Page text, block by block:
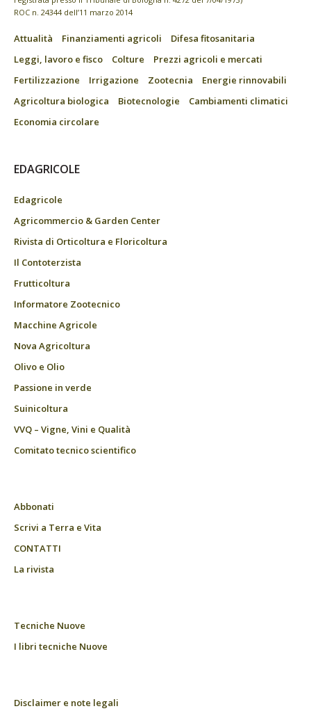
ROC n. 24344 dell’11 marzo 2014
Attualità Finanziamenti agricoli
Difesa fitosanitaria
Leggi, lavoro e fisco
Colture
Prezzi agricoli e mercati
Fertilizzazione
Irrigazione Zootecnia
Energie rinnovabili
Agricoltura biologica
Biotecnologie
Cambiamenti climatici
Economia circolare
EDAGRICOLE
Edagricole
Agricommercio & Garden Center
Rivista di Orticoltura e Floricoltura
Il Contoterzista
Frutticoltura
Informatore Zootecnico
Macchine Agricole
Nova Agricoltura
Olivo e Olio
Passione in verde
Suinicoltura
VVQ – Vigne, Vini e Qualità
Comitato tecnico scientifico
Abbonati
Scrivi a Terra e Vita
CONTATTI
La rivista
Tecniche Nuove
I libri tecniche Nuove
Disclaimer e note legali